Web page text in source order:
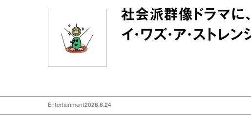
社会派群像ドラマに
イ・ワズ・ア・ストレン
Entertainment2026.6.24